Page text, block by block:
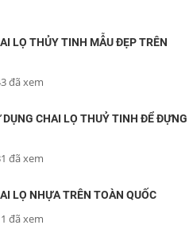
LỌ THỦY TINH MẪU ĐẸP TRÊN
đã xem
DỤNG CHAI LỌ THUỶ TINH ĐỂ ĐỰNG
đã xem
LỌ NHỰA TRÊN TOÀN QUỐC
đã xem